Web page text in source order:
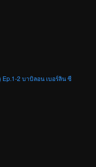
Ep.1-2 บาบิลอน เบอร์ลิน ซี